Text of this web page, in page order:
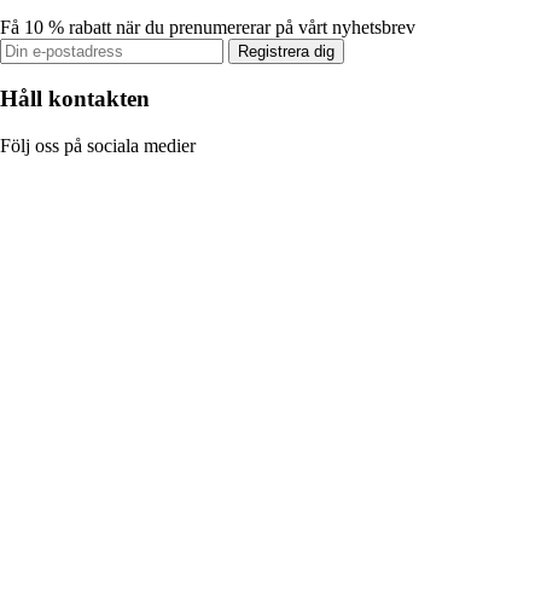
Få 10 % rabatt när du prenumererar på vårt nyhetsbrev
Registrera dig
Håll kontakten
Följ oss på sociala medier